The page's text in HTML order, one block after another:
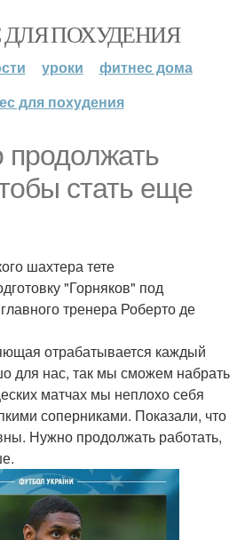
ПОХУДЕНИЯ
уроки
фитнес дома
для похудения
продолжать
стать еще
шахтера тете
"Горняков" под
тренера Роберто де
отрабатывается каждый
для нас, так мы сможем набрать
матчах мы неплохо себя
соперниками. Показали, что
Нужно продолжать работать,